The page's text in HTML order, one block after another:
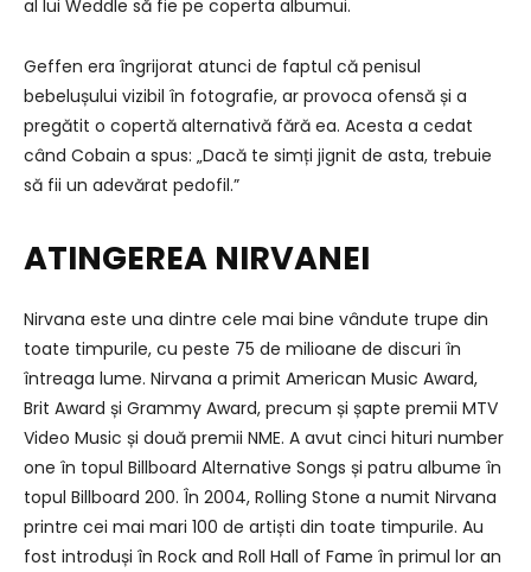
al lui Weddle să fie pe coperta albumui.
Geffen era îngrijorat atunci de faptul că penisul
bebelușului vizibil în fotografie, ar provoca ofensă și a
pregătit o copertă alternativă fără ea. Acesta a cedat
când Cobain a spus: „Dacă te simți jignit de asta, trebuie
să fii un adevărat pedofil.”
ATINGEREA NIRVANEI
Nirvana este una dintre cele mai bine vândute trupe din
toate timpurile, cu peste 75 de milioane de discuri în
întreaga lume. Nirvana a primit American Music Award,
Brit Award și Grammy Award, precum și șapte premii MTV
Video Music și două premii NME. A avut cinci hituri number
one în topul Billboard Alternative Songs și patru albume în
topul Billboard 200. În 2004, Rolling Stone a numit Nirvana
printre cei mai mari 100 de artiști din toate timpurile. Au
fost introduși în Rock and Roll Hall of Fame în primul lor an